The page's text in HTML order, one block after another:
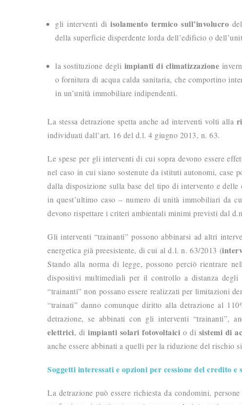
gli interventi diisolamento termico sull’involucro
della superficie disperdente lorda dell’edificio o
la sostituzione degli impianti di climatizzazione
o fornitura di acqua calda sanitaria, che comportino
in un’unità immobiliare indipendenti.
La stessa detrazione spetta anche ad interventi volti alla
individuati dall’art. 16 del d.l. 4 giugno 2013, n. 63.
Le spese per gli interventi di cui sopra devono essere
nel caso in cui siano sostenute da istituti autonomi, case
dalla disposizione sulla base del tipo di intervento e
in quest’ultimo caso – numero di unità immobiliari da
devono rispettare i criteri ambientali minimi previsti dal
Gli interventi “trainanti” possono abbinarsi ad altri
energetica già preesistente, di cui al d.l. n. 63/2013 (
Stando alla norma di legge, possono perciò rientrare
dispositivi multimediali per il controllo a distanza
“trainanti” non possano essere realizzati per limitazioni
“trainati” danno comunque diritto alla detrazione al
detrazione, se abbinati con gli interventi “trainanti”,
elettrici, diimpianti solari fotovoltaici o di sistemi di
anche essere abbinati a quelli per la riduzione del rischio
Soggetti interessati e opzioni per cessione del credito
La detrazione può essere richiesta da condomini,